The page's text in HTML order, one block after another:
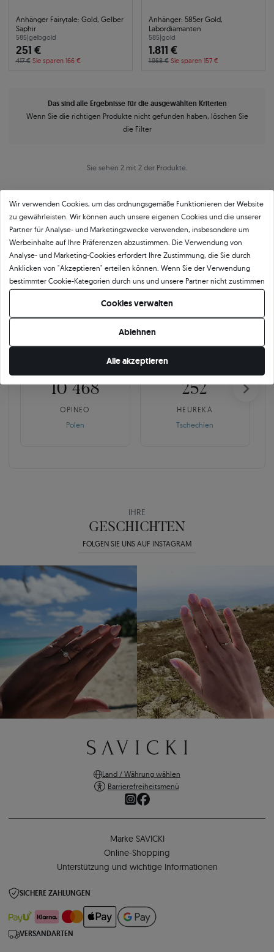
Anhänger Fairytale: Gold, Gelber
Saphir
585|gelbgold
251 €
417 € Sie sparen 166 €
Anhänger: 585er Gold,
Labordiamanten
585|gold
1.811 €
1.968 € Sie sparen 157 €
Das sind alle Ergebnisse für die ausgewählten Kriterien
Wenn Sie die richtigen Produkte nicht gefunden haben, löschen Sie
die Filter
Sie sehen 2 mit 2 der Produkte.
Über 11 4845★-Bewertungen in ganz
Europa
GEPRÜFTE BEWERTUNGEN UNSERER KUNDEN
10 468
OPINEO
Polen
252
HEUREKA
Tschechien
IHRE
GESCHICHTEN
FOLGEN SIE UNS AUF INSTAGRAM
Land / Währung wählen
Barrierefreiheitsmenü
Marke SAVICKI
Online-Shopping
Unterstützung und wichtige Informationen
SICHERE ZAHLUNGEN
VERSANDARTEN
Wir verwenden Cookies, um das ordnungsgemäße Funktionieren der Website
zu gewährleisten. Wir können auch unsere eigenen Cookies und die unserer
Partner für Analyse- und Marketingzwecke verwenden, insbesondere um
Werbeinhalte auf Ihre Präferenzen abzustimmen. Die Verwendung von
Analyse- und Marketing-Cookies erfordert Ihre Zustimmung, die Sie durch
Anklicken von "Akzeptieren" erteilen können. Wenn Sie der Verwendung
bestimmter Cookie-Kategorien durch uns und unsere Partner nicht zustimmen
möchten, klicken Sie auf "Lassen Sie mich wählen" und bestimmen Sie Ihre
Präferenzen. Sie können Ihre Zustimmung jederzeit widerrufen, indem Sie
Ihre Cookie-Einstellungen ändern.
Cookies verwalten
Ablehnen
Alle akzeptieren